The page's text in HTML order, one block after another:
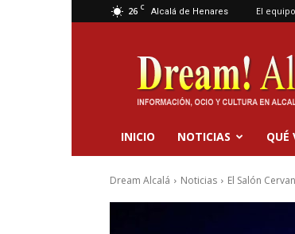
26 C Alcalá de Henares El equipo
Dream
Alcalá
INICIO NOTICIAS QUÉ
Dream Alcalá Noticias El Salón